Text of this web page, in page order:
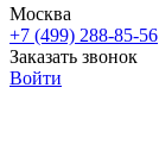
Москва
+7 (499) 288-85-56
Заказать звонок
Войти